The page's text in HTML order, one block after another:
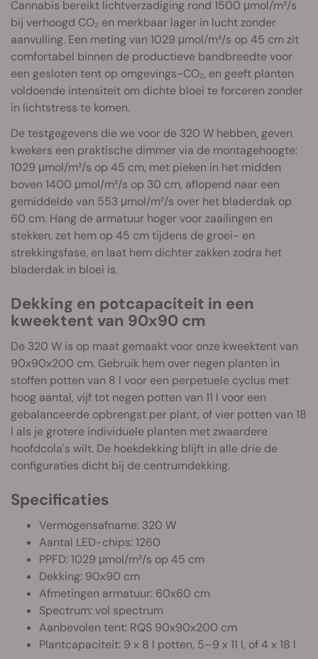
Cannabis bereikt lichtverzadiging rond 1500 μmol/m²/s
bij verhoogd CO₂ en merkbaar lager in lucht zonder
aanvulling. Een meting van 1029 μmol/m²/s op 45 cm zit
comfortabel binnen de productieve bandbreedte voor
een gesloten tent op omgevings-CO₂, en geeft planten
voldoende intensiteit om dichte bloei te forceren zonder
in lichtstress te komen.
De testgegevens die we voor de 320 W hebben, geven
kwekers een praktische dimmer via de montagehoogte:
1029 μmol/m²/s op 45 cm, met pieken in het midden
boven 1400 μmol/m²/s op 30 cm, aflopend naar een
gemiddelde van 553 μmol/m²/s over het bladerdak op
60 cm. Hang de armatuur hoger voor zaailingen en
stekken, zet hem op 45 cm tijdens de groei- en
strekkingsfase, en laat hem dichter zakken zodra het
bladerdak in bloei is.
Dekking en potcapaciteit in een
kweektent van 90x90 cm
De 320 W is op maat gemaakt voor onze kweektent van
90x90x200 cm. Gebruik hem over negen planten in
stoffen potten van 8 l voor een perpetuele cyclus met
hoog aantal, vijf tot negen potten van 11 l voor een
gebalanceerde opbrengst per plant, of vier potten van 18
l als je grotere individuele planten met zwaardere
hoofdcola's wilt. De hoekdekking blijft in alle drie de
configuraties dicht bij de centrumdekking.
Specificaties
Vermogensafname: 320 W
Aantal LED-chips: 1260
PPFD: 1029 μmol/m²/s op 45 cm
Dekking: 90x90 cm
Afmetingen armatuur: 60x60 cm
Spectrum: vol spectrum
Aanbevolen tent: RQS 90x90x200 cm
Plantcapaciteit: 9 x 8 l potten, 5–9 x 11 l, of 4 x 18 l